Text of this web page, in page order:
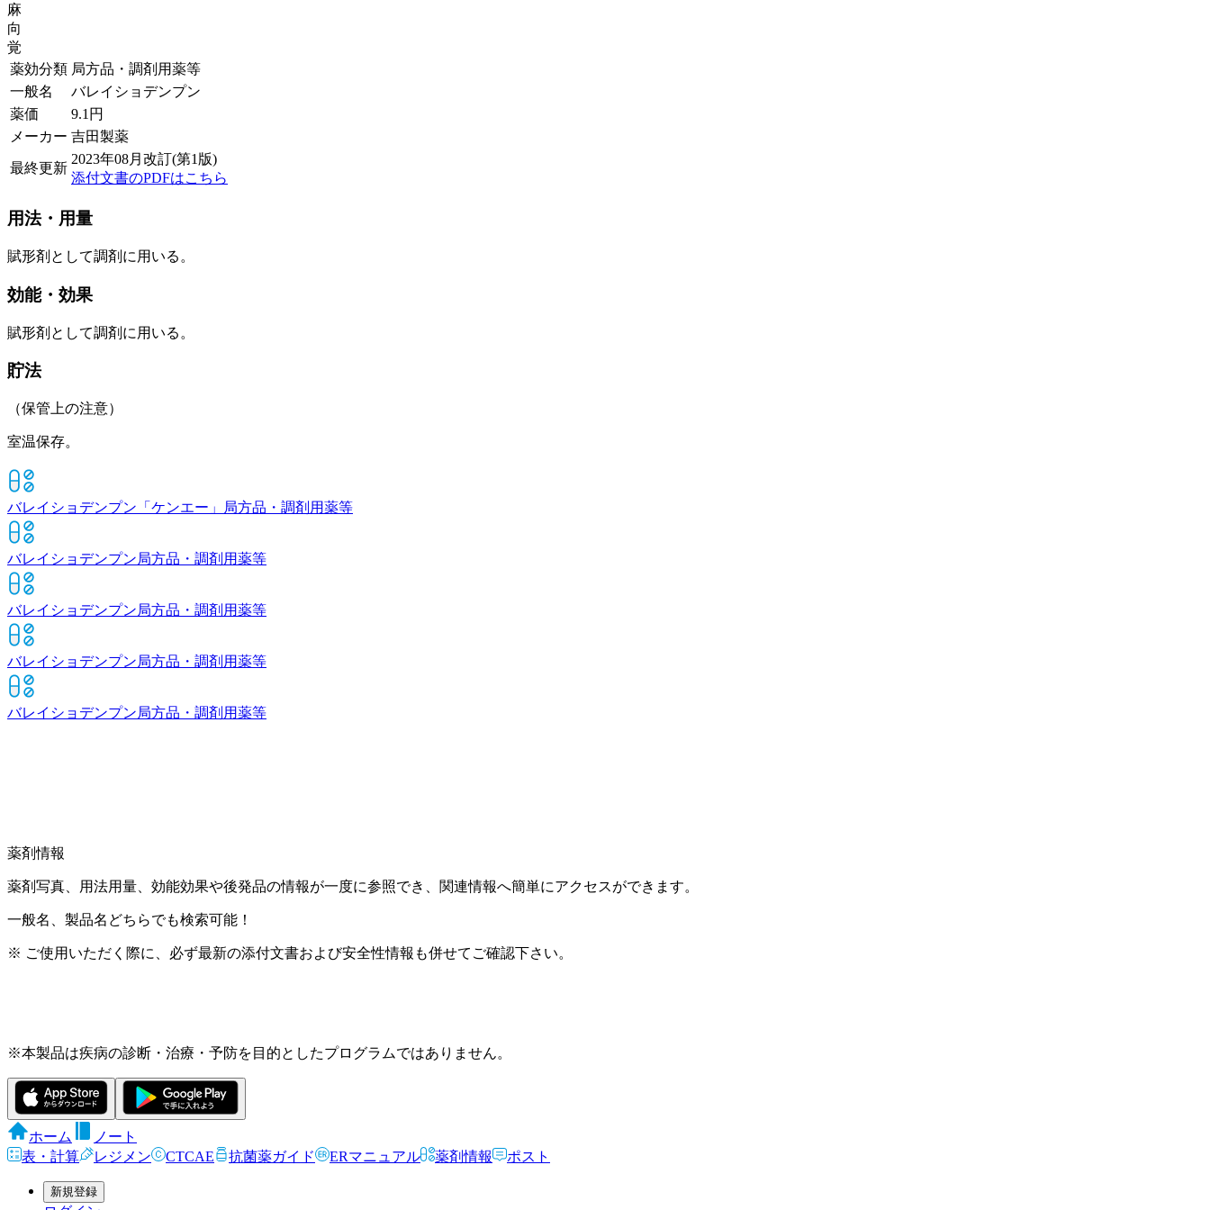
麻
向
覚
薬効分類 局方品・調剤用薬等
一般名
バレイショデンプン
薬価
9.1 円
メーカー 吉田製薬
最終更新
2023年08月改訂(第1版)
添付文書のPDFはこちら
用法・用量
賦形剤として調剤に用いる。
効能・効果
賦形剤として調剤に用いる。
貯法
（保管上の注意）
室温保存。
バレイショデンプン「ケンエー」 局方品・調剤用薬等
バレイショデンプン局方品・調剤用薬等
バレイショデンプン局方品・調剤用薬等
バレイショデンプン局方品・調剤用薬等
バレイショデンプン局方品・調剤用薬等
薬剤情報
薬剤写真、用法用量、効能効果や後発品の情報が一度に参照でき、関連情報へ簡単にアクセスができます。
一般名、製品名どちらでも検索可能！
※ ご使用いただく際に、必ず最新の添付文書および安全性情報も併せてご確認下さい。
※本製品は疾病の診断・治療・予防を目的としたプログラムではありません。
ホーム
ノート
表・計算
レジメン CTCAE 抗菌薬ガイド ERマニュアル 薬剤情報 ポスト
新規登録